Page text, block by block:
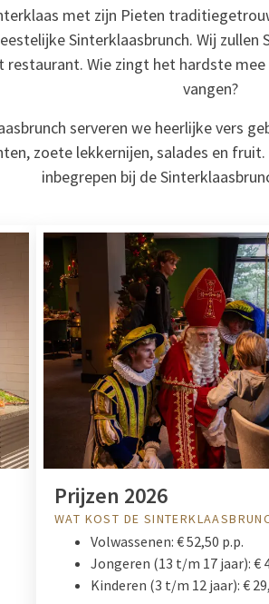
met zijn Pieten
Sinterklaasbrunch. Wij
restaurant. Wie zingt het hardste
vangen?
serveren we heerlijke vers
zoete lekkernijen, salades en
inbegrepen bij de
Prijzen 2026
WAT KOST DE
Volwassenen: € 52,50 p.p.
Jongeren (13 t/m 17 jaar): €
Kinderen (3 t/m 12 jaar): €